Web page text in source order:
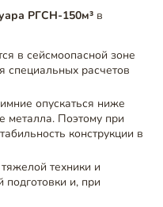
РГСН-150м³ в
в сейсмоопасной зоне
специальных расчетов
опускаться ниже
металла. Поэтому при
конструкции в
техники и
подготовки и, при